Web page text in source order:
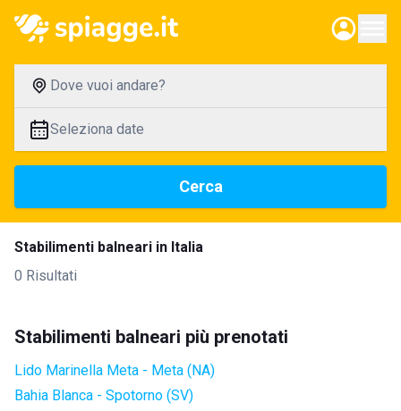
Dove vuoi andare?
Seleziona date
Cerca
Stabilimenti balneari in Italia
0 Risultati
Stabilimenti balneari più prenotati
Lido Marinella Meta - Meta (NA)
Bahia Blanca - Spotorno (SV)